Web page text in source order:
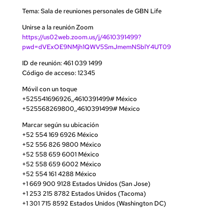
Tema: Sala de reuniones personales de GBN Life
Unirse a la reunión Zoom
https://us02web.zoom.us/j/4610391499?
pwd=dVExOE9NMjh1QWV5SmJmemNSblY4UT09
ID de reunión: 461 039 1499
Código de acceso: 12345
Móvil con un toque
+525541696926,,4610391499# México
+525568269800,,4610391499# México
Marcar según su ubicación
+52 554 169 6926 México
+52 556 826 9800 México
+52 558 659 6001 México
+52 558 659 6002 México
+52 554 161 4288 México
+1 669 900 9128 Estados Unidos (San Jose)
+1 253 215 8782 Estados Unidos (Tacoma)
+1 301 715 8592 Estados Unidos (Washington DC)